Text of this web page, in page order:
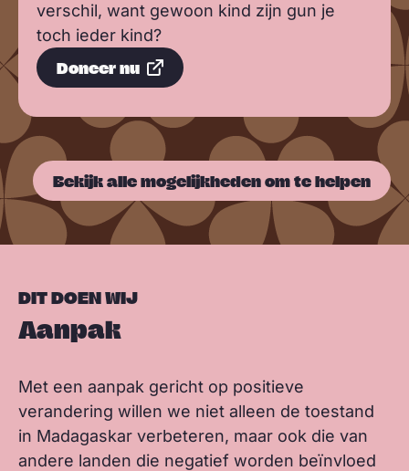
verschil, want gewoon kind zijn gun je
toch ieder kind?
Doneer nu
Bekijk alle mogelijkheden om te helpen
DIT DOEN WIJ
Aanpak
Met een aanpak gericht op positieve
verandering willen we niet alleen de toestand
in Madagaskar verbeteren, maar ook die van
andere landen die negatief worden beïnvloed